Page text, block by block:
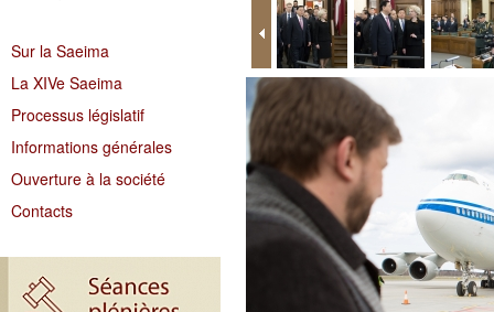
Sur la Saeima
La XIVe Saeima
Processus législatif
Informations générales
Ouverture à la société
Contacts